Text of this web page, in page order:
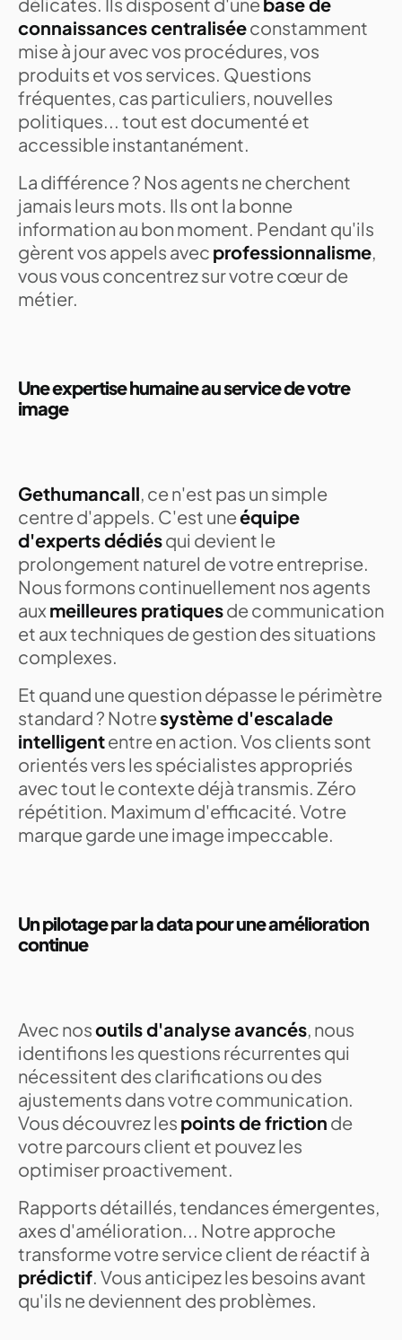
connaissances centraliséeconstamment
mise à jour avec vos procédures, vos
produits et vos services. Questions
fréquentes, cas particuliers, nouvelles
politiques... tout est documenté et
accessible instantanément.
La différence ? Nos agents ne cherchent
jamais leurs mots. Ils ont la bonne
information au bon moment. Pendant qu'ils
gèrent vos appels avec professionnalisme,
vous vous concentrez sur votre cœur de
métier.
Une expertise humaine au service de votre
image
Gethumancall, ce n'est pas un simple
centre d'appels. C'est uneéquipe
d'experts dédiésqui devient le
prolongement naturel de votre entreprise.
Nous formons continuellement nos agents
auxmeilleures pratiquesde communication
et aux techniques de gestion des situations
complexes.
Et quand une question dépasse le périmètre
standard ? Notresystème d'escalade
intelligententre en action. Vos clients sont
orientés vers les spécialistes appropriés
avec tout le contexte déjà transmis. Zéro
répétition. Maximum d'efficacité. Votre
marque garde une image impeccable.
Un pilotage par la data pour une amélioration
continue
Avec nosoutils d'analyse avancés, nous
identifions les questions récurrentes qui
nécessitent des clarifications ou des
ajustements dans votre communication.
Vous découvrez les points de friction de
votre parcours client et pouvez les
optimiser proactivement.
Rapports détaillés, tendances émergentes,
axes d'amélioration... Notre approche
transforme votre service client de réactif à
prédictif. Vous anticipez les besoins avant
qu'ils ne deviennent des problèmes.